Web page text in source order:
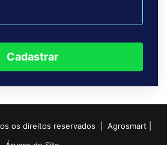
Cadastrar
os direitos reservados | Agrosmart |